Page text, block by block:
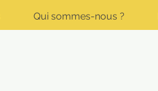
Qui sommes-nous ?